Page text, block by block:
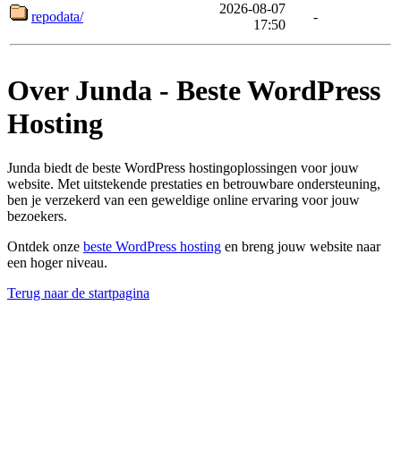
repodata/
2026-08-07
17:50
-
Over Junda - Beste WordPress
Hosting
Junda biedt de beste WordPress hostingoplossingen voor jouw
website. Met uitstekende prestaties en betrouwbare ondersteuning,
ben je verzekerd van een geweldige online ervaring voor jouw
bezoekers.
Ontdek onze beste WordPress hosting en breng jouw website naar
een hoger niveau.
Terug naar de startpagina